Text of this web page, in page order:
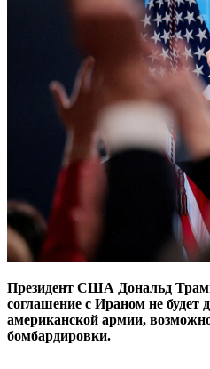
Президент США Дональд
соглашение с Ираном не будет
американской армии,
бомбардировки.